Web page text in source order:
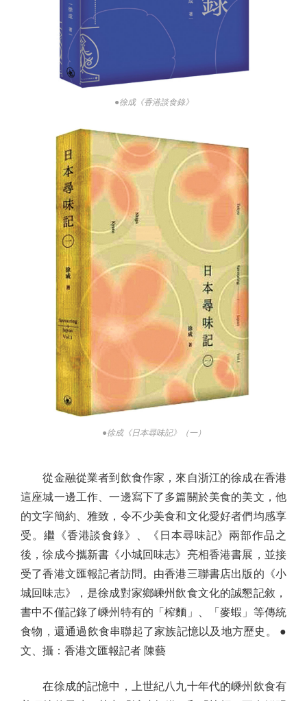
●徐成《香港談食錄》
●徐成《日本尋味記》（一）
從金融從業者到飲食作家，來自浙江的徐成在香港
這座城一邊工作、一邊寫下了多篇關於美食的美文，他
的文字簡約、雅致，令不少美食和文化愛好者們均感享
受。繼《香港談食錄》、《日本尋味記》兩部作品之
後，徐成今攜新書《小城回味志》亮相香港書展，並接
受了香港文匯報記者訪問。由香港三聯書店出版的《小
城回味志》，是徐成對家鄉嵊州飲食文化的誠懇記敘，
書中不僅記錄了嵊州特有的「榨麵」、「麥蝦」等傳統
食物，還通過飲食串聯起了家族記憶以及地方歷史。 ●
文、攝：香港文匯報記者 陳藝
在徐成的記憶中，上世紀八九十年代的嵊州飲食有